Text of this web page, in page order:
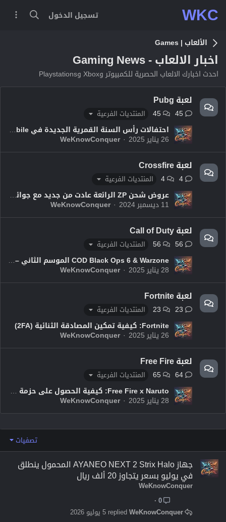
WKC تسجيل الدخول
الألعاب | Games
اخبار الالعاب - Gaming News
احدث اخبارك الالعاب الحصرية للكمبيوتر وXbox وPlaystations
لعبة Pubg
45
45 المنتديات الفرعية
26 يناير 2025
WeKnowConquer
لعبة Crossfire
4
4 المنتديات الفرعية
11 ديسمبر 2024
WeKnowConquer
لعبة Call of Duty
56
56 المنتديات الفرعية
28 يناير 2025
WeKnowConquer
لعبة Fortnite
23
23 المنتديات الفرعية
Fortnite: كيفية تمكين المصادقة الثنائية (2FA)
26 يناير 2025
WeKnowConquer
لعبة Free Fire
64
65 المنتديات الفرعية
28 يناير 2025
WeKnowConquer
تصفيات
جهاز AYANEO NEXT 2 Strix Halo المحمول ينطلق
في يوليو بسعر يتجاوز 20 ألف ريال
WeKnowConquer
0
5 يوليو 2026
WeKnowConquer